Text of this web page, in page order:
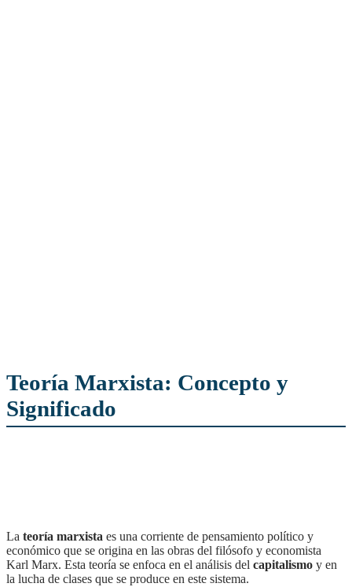
Teoría Marxista: Concepto y
Significado
La teoría marxista es una corriente de pensamiento político y
económico que se origina en las obras del filósofo y economista
Karl Marx. Esta teoría se enfoca en el análisis del capitalismo y en
la lucha de clases que se produce en este sistema.